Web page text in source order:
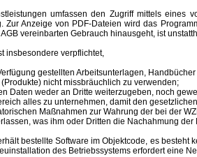
umfassen den Zugriff mittels eines von
Zur Anzeige von PDF-Dateien wird das
vereinbarten Gebrauch hinausgeht, ist
verpflichtet,
gestellten Arbeitsunterlagen,
nicht missbräuchlich zu verwenden;
Daten weder an Dritte weiterzugeben, noch
alles zu unternehmen, damit den
Maßnahmen zur Wahrung der bei der
was ihm oder Dritten die Nachahmung
bestellte Software im Objektcode, es besteht
des Betriebssystems erfordert eine